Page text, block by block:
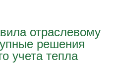
отраслевому
решения
учета тепла